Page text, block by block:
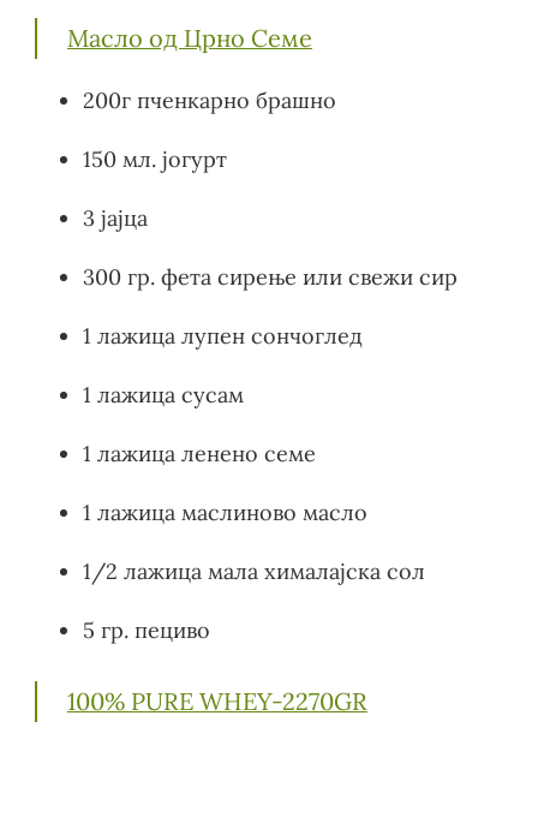
Масло од Црно Семе
200г пченкарно брашно
150 мл. јогурт
3 јајца
300 гр. фета сирење или свежи сир
1 лажица лупен сончоглед
1 лажица сусам
1 лажица ленено семе
1 лажица маслиново масло
1/2 лажица мала хималајска сол
5 гр. пециво
100% PURE WHEY-2270GR